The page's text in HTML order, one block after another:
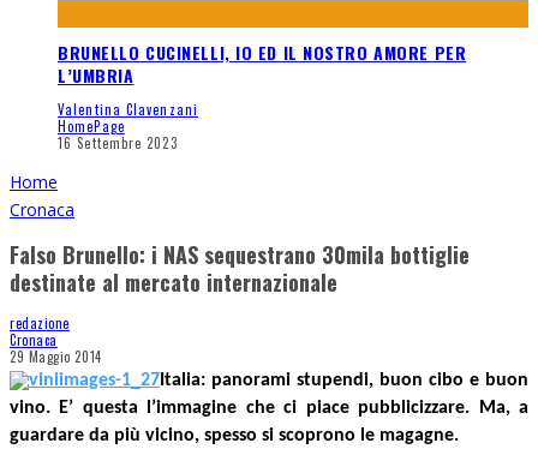
BRUNELLO CUCINELLI, IO ED IL NOSTRO AMORE PER
L’UMBRIA
Valentina Clavenzani
HomePage
16 Settembre 2023
Home
Cronaca
Falso Brunello: i NAS sequestrano 30mila bottiglie
destinate al mercato internazionale
redazione
Cronaca
29 Maggio 2014
Italia: panorami stupendi, buon cibo e buon
vino. E’ questa l’immagine che ci piace pubblicizzare. Ma, a
guardare da più vicino, spesso si scoprono le magagne.